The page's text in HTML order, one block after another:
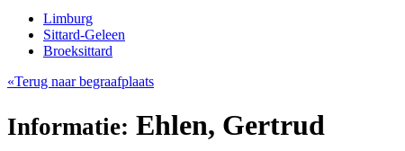
Limburg
Sittard-Geleen
Broeksittard
«Terug naar begraafplaats
Informatie: Ehlen, Gertrud